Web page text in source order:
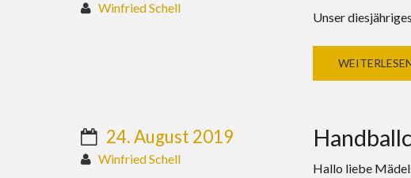
Winfried Schell
Unser
24. August 2019
Winfried Schell
Hallo liebe